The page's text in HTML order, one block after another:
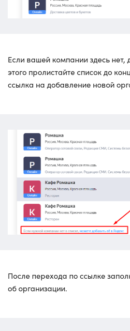
Если вашей компании здесь нет,
этого пролистайте список до
ссылка на добавление новой
После перехода по ссылке
об организации.